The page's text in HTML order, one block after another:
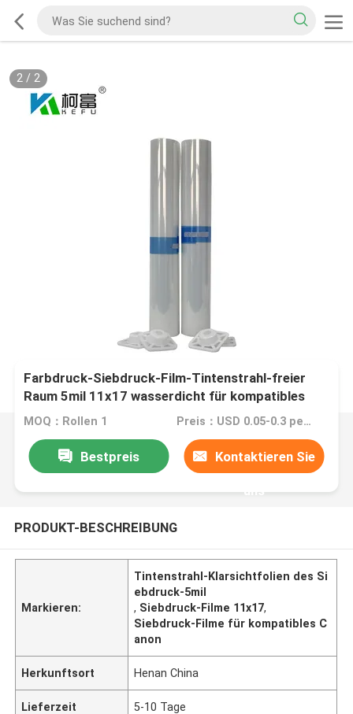
2/ 2
Farbdruck-Siebdruck-Film-Tintenstrahl-freier
Raum 5mil 11x17 wasserdicht für kompatibles
Canon
MOQ：Rollen 1 Preis：USD 0.05-0.3 per sheet
Bestpreis Kontaktieren Sie
uns
PRODUKT-BESCHREIBUNG
Markieren:
Tintenstrahl-Klarsichtfolien des Si
ebdruck-5mil
, Siebdruck-Filme 11x17,
Siebdruck-Filme für kompatibles C
anon
Herkunftsort Henan China
Lieferzeit 5-10 Tage